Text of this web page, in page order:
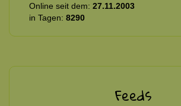
Online seit dem: 27.11.2003
in Tagen: 8290
Feeds